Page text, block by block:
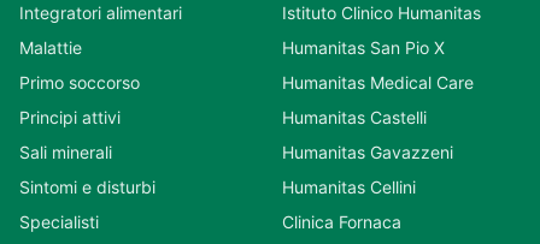
Integratori alimentari
Malattie
Primo soccorso
Principi attivi
Sali minerali
Sintomi e disturbi
Specialisti
Istituto Clinico Humanitas
Humanitas San Pio X
Humanitas Medical Care
Humanitas Castelli
Humanitas Gavazzeni
Humanitas Cellini
Clinica Fornaca